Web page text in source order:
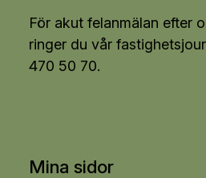
För akut felanmälan efter
ringer du vår
470 50 70.
Mina sidor